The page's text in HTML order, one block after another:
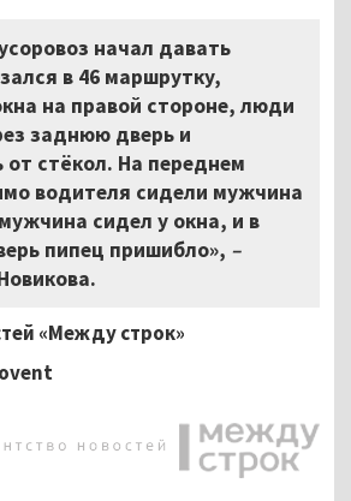
начал давать
в 46 маршрутку,
на правой стороне, люди
заднюю дверь и
от стёкол. На переднем
водителя сидели мужчина
сидел у окна, и в
пипец пришибло», –
«Между строк»